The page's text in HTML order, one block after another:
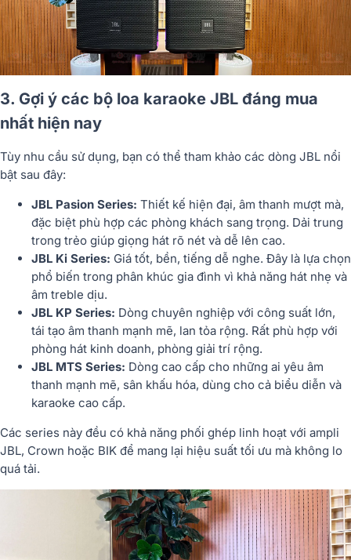
3. Gợi ý các bộ loa karaoke JBL đáng mua
nhất hiện nay
Tùy nhu cầu sử dụng, bạn có thể tham khảo các dòng JBL nổi
bật sau đây:
JBL Pasion Series: Thiết kế hiện đại, âm thanh mượt mà,
đặc biệt phù hợp các phòng khách sang trọng. Dải trung
trong trẻo giúp giọng hát rõ nét và dễ lên cao.
JBL Ki Series: Giá tốt, bền, tiếng dễ nghe. Đây là lựa chọn
phổ biến trong phân khúc gia đình vì khả năng hát nhẹ và
âm treble dịu.
JBL KP Series: Dòng chuyên nghiệp với công suất lớn,
tái tạo âm thanh mạnh mẽ, lan tỏa rộng. Rất phù hợp với
phòng hát kinh doanh, phòng giải trí rộng.
JBL MTS Series: Dòng cao cấp cho những ai yêu âm
thanh mạnh mẽ, sân khấu hóa, dùng cho cả biểu diễn và
karaoke cao cấp.
Các series này đều có khả năng phối ghép linh hoạt với ampli
JBL, Crown hoặc BIK để mang lại hiệu suất tối ưu mà không lo
quá tải.